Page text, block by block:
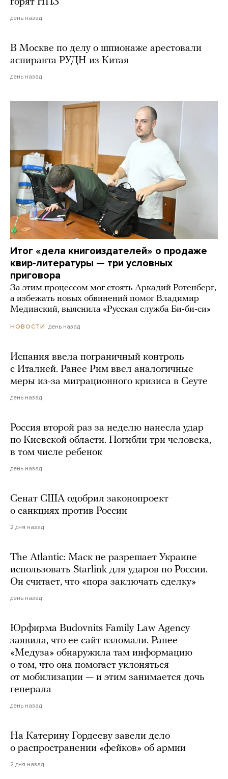
день назад
В Москве по делу о шпионаже арестовали
аспиранта РУДН из Китая
день назад
Итог «дела книгоиздателей» о продаже
квир-литературы — три условных
приговора
За этим процессом мог стоять Аркадий Ротенберг,
а избежать новых обвинений помог Владимир
Мединский, выяснила «Русская служба Би-би-си»
НОВОСТИ день назад
Испания ввела пограничный контроль
с Италией. Ранее Рим ввел аналогичные
меры из-за миграционного кризиса в Сеуте
день назад
Россия второй раз за неделю нанесла удар
по Киевской области. Погибли три человека,
в том числе ребенок
день назад
Сенат США одобрил законопроект
о санкциях против России
2 дня назад
The Atlantic: Маск не разрешает Украине
использовать Starlink для ударов по России.
Он считает, что «пора заключать сделку»
день назад
Юрфирма Budovnits Family Law Agency
заявила, что ее сайт взломали. Ранее
«Медуза» обнаружила там информацию
о том, что она помогает уклоняться
от мобилизации — и этим занимается дочь
генерала
день назад
На Катерину Гордееву завели дело
о распространении «фейков» об армии
2 дня назад